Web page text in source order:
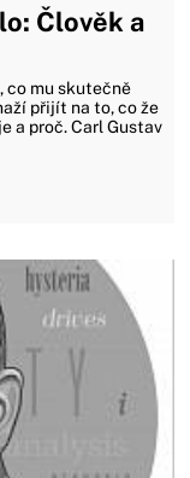
Člověk a
co mu skutečně
přijít na to, co že
a proč. Carl Gustav